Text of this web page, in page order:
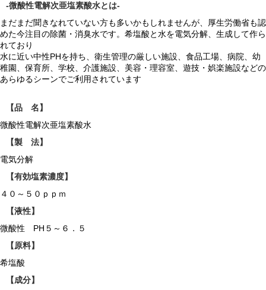
-微酸性電解次亜塩素酸水とは-
まだまだ聞きなれていない方も多いかもしれませんが、厚生労働省も認
めた今注目の除菌・消臭水です。希塩酸と水を電気分解、生成して作ら
れており
水に近い中性PHを持ち、衛生管理の厳しい施設、食品工場、病院、幼
稚園、保育所、学校、介護施設、美容・理容室、遊技・娯楽施設などの
あらゆるシーンでご利用されています
【品 名】
微酸性電解次亜塩素酸水
【製 法】
電気分解
【有効塩素濃度】
４０～５０ｐｐｍ
【液性】
微酸性 PH５～６．５
【原料】
希塩酸
【成分】